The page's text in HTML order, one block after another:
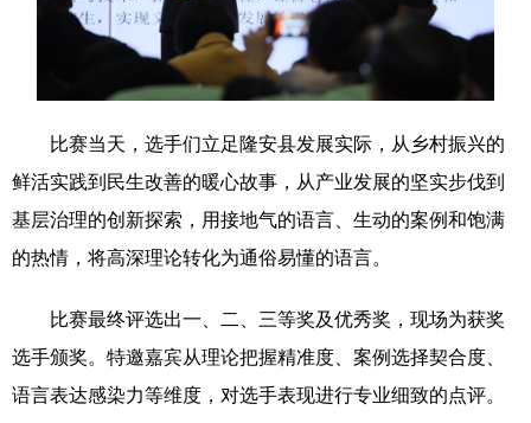
图片 中央文件 汽车
人居 信息化
溯源中国 城市 旅游 能源
会展 彩票 娱乐 时尚
悦读 公益 书画 一带一路
地方频道
比赛当天，选手们立足隆安县发展实际，从乡村振兴的
鲜活实践到民生改善的暖心故事，从产业发展的坚实步伐到
基层治理的创新探索，用接地气的语言、生动的案例和饱满
的热情，将高深理论转化为通俗易懂的语言。
比赛最终评选出一、二、三等奖及优秀奖，现场为获奖
选手颁奖。特邀嘉宾从理论把握精准度、案例选择契合度、
语言表达感染力等维度，对选手表现进行专业细致的点评。